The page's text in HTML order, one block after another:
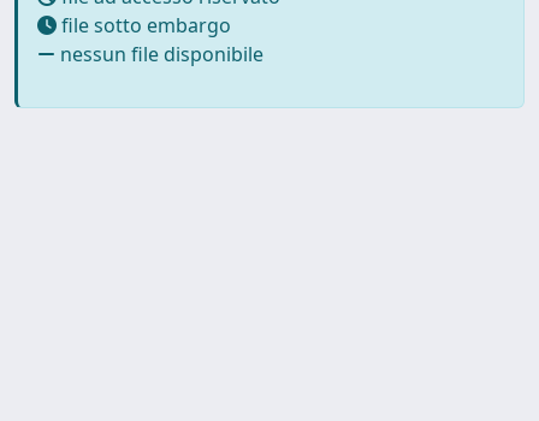
file sotto embargo
nessun file disponibile